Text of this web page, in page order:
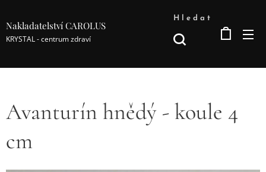
Nakladatelství CAROLUS
KRYSTAL - centrum zdraví
Hledat
Avanturín hnědý - koule 4
cm